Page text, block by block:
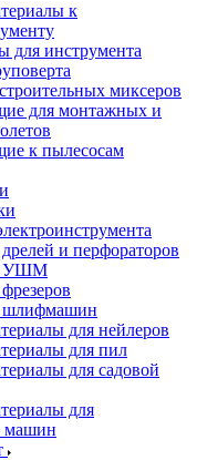
к
для инструмента
миксеров
для монтажных и
к пылесосам
и перфораторов
УШМ
шлифмашин
для нейлеров
для пил
для садовой
для
машин